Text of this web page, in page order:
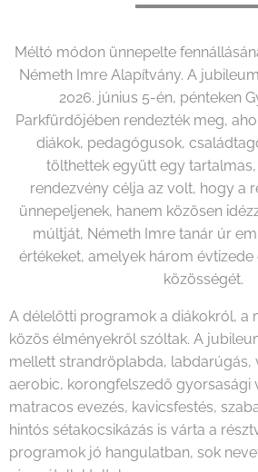
Méltó módon ünnepelte
Németh Imre Alapítvány. A
2026. június 5-én, pénteken
Parkfürdőjében rendezték meg,
diákok, pedagógusok,
tölthettek együtt egy
rendezvény célja az volt, hogy a
ünnepeljenek, hanem közösen
múltját, Németh Imre tanár úr
értékeket, amelyek három évtizede
közösségét.
A délelőtti programok a diákokról, a
közös élményekről szóltak. A
mellett strandröplabda, labdarúgás,
aerobic, korongfelszedő gyorsasági
matracos evezés, kavicsfestés,
hintós sétakocsikázás is várta a
programok jó hangulatban, sok